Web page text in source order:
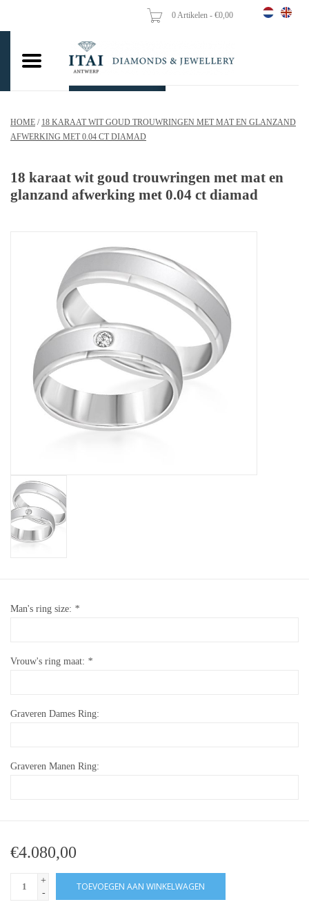
0 Artikelen - €0,00
Trouwringen
Hangers
Kettingen
Gouden Munten
Baby Armbanden
Armbanden
Man Ringen
Exclusieve ringen
Lab diamanten
HOME / 18 KARAAT WIT GOUD TROUWRINGEN MET MAT EN GLANZAND
AFWERKING MET 0.04 CT DIAMAD
18 karaat wit goud trouwringen met mat en
glanzand afwerking met 0.04 ct diamad
Man's ring size: *
Vrouw's ring maat: *
Graveren Dames Ring:
Graveren Manen Ring:
€4.080,00
+
-
TOEVOEGEN AAN WINKELWAGEN